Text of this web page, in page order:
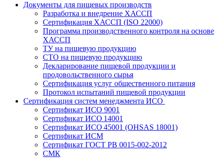
Документы для пищевых производств
Разработка и внедрение ХАССП
Сертификация ХАССП (ISO 22000)
Программа производственного контроля на основе
ХАССП
ТУ на пищевую продукцию
СТО на пищевую продукцию
Декларирование пищевой продукции и
продовольственного сырья
Сертификация услуг общественного питания
Протокол испытаний пищевой продукции
Сертификация систем менеджмента ИСО
Сертификат ИСО 9001
Сертификат ИСО 14001
Сертификат ИСО 45001 (OHSAS 18001)
Сертификат ИСМ
Сертификат ГОСТ РВ 0015-002-2012
СМК